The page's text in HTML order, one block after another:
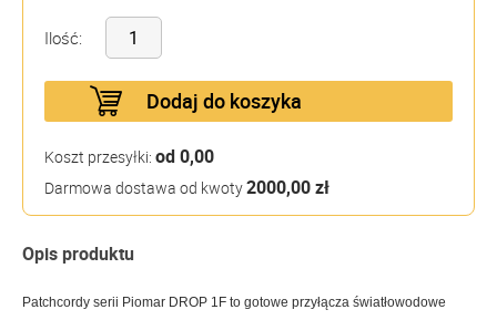
Ilość:
Dodaj do koszyka
Koszt przesyłki: od 0,00
Darmowa dostawa od kwoty2000,00 zł
Opis produktu
Patchcordy serii Piomar DROP 1F to gotowe przyłącza światłowodowe